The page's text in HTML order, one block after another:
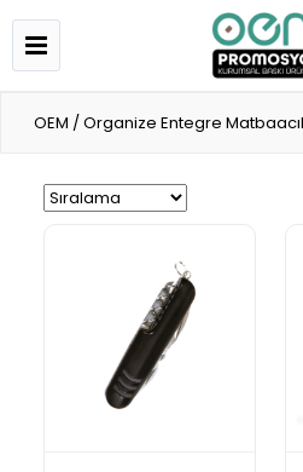
OEM / Organize Entegre